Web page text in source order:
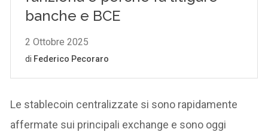
Le stablecoin centralizzate si sono rapidamente
affermate sui principali exchange e sono oggi